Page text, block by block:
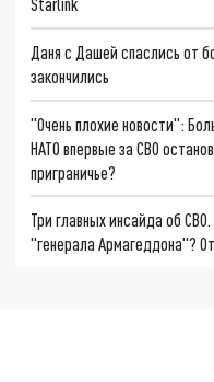
Даня с Дашей спаслись от
закончились
"Очень плохие новости":
НАТО впервые за СВО
приграничье?
Три главных инсайда об
"генерала Армагеддона"?